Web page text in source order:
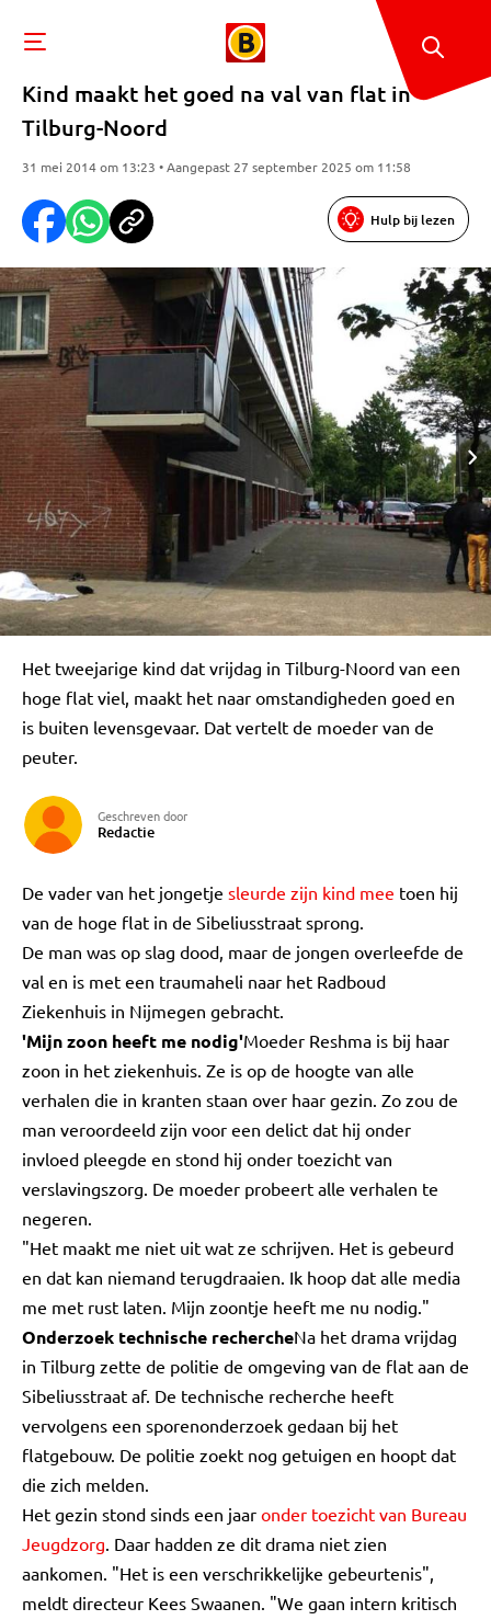
Kind maakt het goed na val van flat in
Tilburg-Noord
31 mei 2014 om 13:23 • Aangepast 27 september 2025 om 11:58
Hulp bij lezen
Het tweejarige kind dat vrijdag in Tilburg-Noord van een
hoge flat viel, maakt het naar omstandigheden goed en
is buiten levensgevaar. Dat vertelt de moeder van de
peuter.
Geschreven door
Redactie
De vader van het jongetje sleurde zijn kind mee toen hij
van de hoge flat in de Sibeliusstraat sprong.
De man was op slag dood, maar de jongen overleefde de
val en is met een traumaheli naar het Radboud
Ziekenhuis in Nijmegen gebracht.
'Mijn zoon heeft me nodig'Moeder Reshma is bij haar
zoon in het ziekenhuis. Ze is op de hoogte van alle
verhalen die in kranten staan over haar gezin. Zo zou de
man veroordeeld zijn voor een delict dat hij onder
invloed pleegde en stond hij onder toezicht van
verslavingszorg. De moeder probeert alle verhalen te
negeren.
"Het maakt me niet uit wat ze schrijven. Het is gebeurd
en dat kan niemand terugdraaien. Ik hoop dat alle media
me met rust laten. Mijn zoontje heeft me nu nodig."
Onderzoek technische rechercheNa het drama vrijdag
in Tilburg zette de politie de omgeving van de flat aan de
Sibeliusstraat af. De technische recherche heeft
vervolgens een sporenonderzoek gedaan bij het
flatgebouw. De politie zoekt nog getuigen en hoopt dat
die zich melden.
Het gezin stond sinds een jaar onder toezicht van Bureau
Jeugdzorg. Daar hadden ze dit drama niet zien
aankomen. "Het is een verschrikkelijke gebeurtenis",
meldt directeur Kees Swaanen. "We gaan intern kritisch